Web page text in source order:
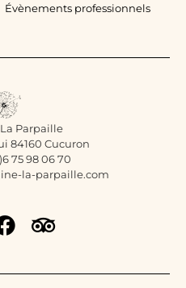
Évènements professionnels
Parpaille
84160 Cucuron
75 98 06 70
la-parpaille.com